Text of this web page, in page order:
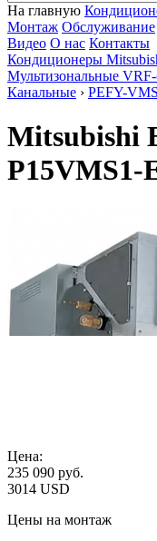
На главную
Монтаж Обслуживание
Видео О нас Контакты
Кондиционеры
Мультизональные
Канальные › PEFY-
Mitsubishi
P15VMS1-
Цена:
235 090 руб.
3014 USD
Цены на монтаж